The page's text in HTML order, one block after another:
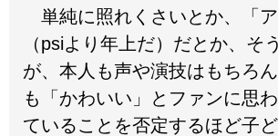
単純に照れくさいとか、「
（psiより年上だ）だとか、
が、本人も声や演技はもちろ
も「かわいい」とファンに思
ていることを否定するほど子